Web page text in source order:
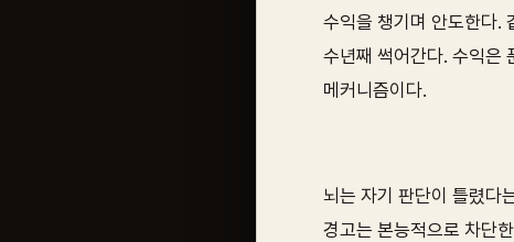
수익을 챙기며 안도한다.
수년째 썩어간다. 수익은
메커니즘이다.
뇌는 자기 판단이 틀렸다
경고는 본능적으로 차단